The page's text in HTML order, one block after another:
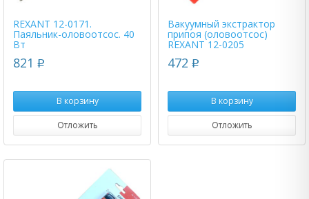
REXANT 12-0171.
Паяльник-оловоотсос. 40
Вт
821 p
В корзину
Отложить
Вакуумный экстрактор
припоя (оловоотсос)
REXANT 12-0205
472 p
В корзину
Отложить